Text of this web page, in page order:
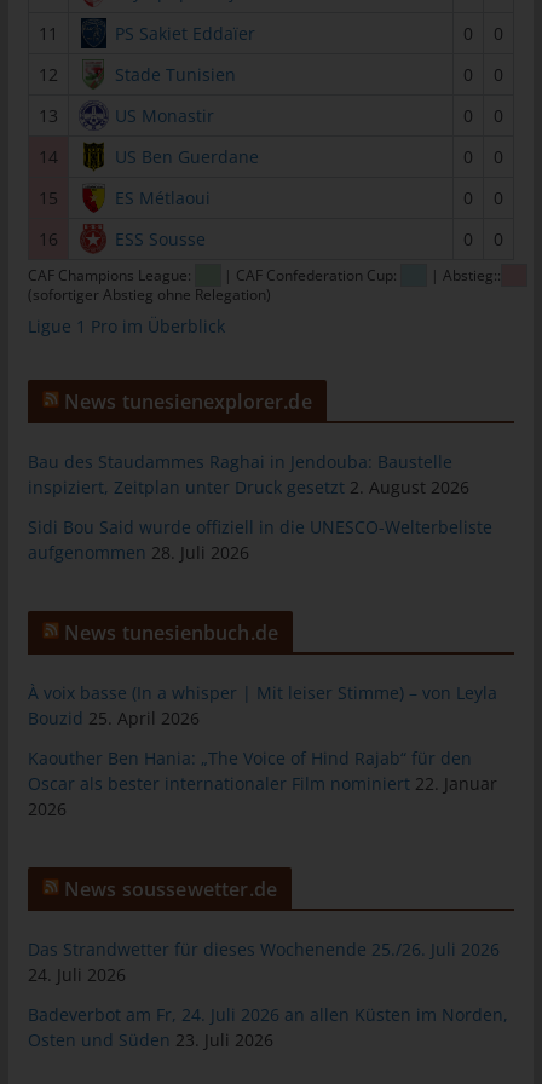
11
PS Sakiet Eddaïer 0
0
12
Stade Tunisien 0
0
13
US Monastir 0
0
14
US Ben Guerdane 0
0
15
ES Métlaoui 0
0
16
ESS Sousse 0 0
CAF Champions League: | CAF Confederation Cup:
| Abstieg::
(sofortiger Abstieg ohne Relegation)
Ligue 1 Pro im Überblick
News tunesienexplorer.de
Bau des Staudammes Raghai in Jendouba: Baustelle
inspiziert, Zeitplan unter Druck gesetzt 2. August 2026
Sidi Bou Said wurde offiziell in die UNESCO-Welterbeliste
aufgenommen 28. Juli 2026
News tunesienbuch.de
À voix basse (In a whisper | Mit leiser Stimme) – von Leyla
Bouzid 25. April 2026
Kaouther Ben Hania: „The Voice of Hind Rajab“ für den
Oscar als bester internationaler Film nominiert 22. Januar
2026
News soussewetter.de
Das Strandwetter für dieses Wochenende 25./26. Juli 2026
24. Juli 2026
Badeverbot am Fr, 24. Juli 2026 an allen Küsten im Norden,
Osten und Süden 23. Juli 2026
tunesienfussball.de
Uwe Wassenberg
Rue 2 Mars
4022 Akouda - Tunesien
Telefon: +216 216 16 616
Cookies
Die Internetseiten verwenden Cookies. Cookies sind
Zahlreiche Internetseiten und Server verwenden Cookies. Viele
ist eine eindeutige Kennung des Cookies. Sie besteht aus einer
Zeichenfolge, durch welche Internetseiten und Server dem
konkreten Internetbrowser zugeordnet werden können, in dem
das Cookie gespeichert wurde. Dies ermöglicht es den
die andere Cookies enthalten, zu unterscheiden. Ein bestimmter
Internetbrowser kann über die eindeutige Cookie-ID
Durch den Einsatz von Cookies kann den Nutzern dieser
die Cookie-Setzung nicht möglich wären.
Mittels eines Cookies können die Informationen und Angebote
Benutzer unserer Internetseite wiederzuerkennen. Zweck dieser
Wiedererkennung ist es, den Nutzern die Verwendung unserer
Internetseite zu erleichtern. Der Benutzer einer Internetseite, die
Cookies verwendet, muss beispielsweise nicht bei jedem
weil dies von der Internetseite und dem auf dem
Computersystem des Benutzers abgelegten Cookie